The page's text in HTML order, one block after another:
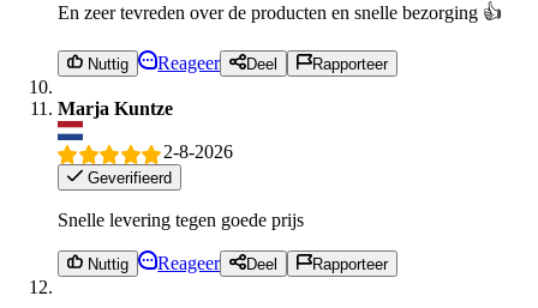
En zeer tevreden over de producten en snelle bezorging 👍
Nuttig Reageer Deel Rapporteer
Marja Kuntze
2-8-2026
Geverifieerd
Snelle levering tegen goede prijs
Nuttig Reageer Deel Rapporteer